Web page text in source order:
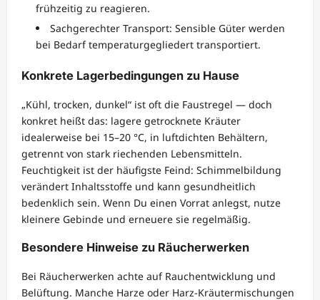
frühzeitig zu reagieren.
Sachgerechter Transport: Sensible Güter werden
bei Bedarf temperaturgegliedert transportiert.
Konkrete Lagerbedingungen zu Hause
„Kühl, trocken, dunkel“ ist oft die Faustregel — doch
konkret heißt das: lagere getrocknete Kräuter
idealerweise bei 15–20 °C, in luftdichten Behältern,
getrennt von stark riechenden Lebensmitteln.
Feuchtigkeit ist der häufigste Feind: Schimmelbildung
verändert Inhaltsstoffe und kann gesundheitlich
bedenklich sein. Wenn Du einen Vorrat anlegst, nutze
kleinere Gebinde und erneuere sie regelmäßig.
Besondere Hinweise zu Räucherwerken
Bei Räucherwerken achte auf Rauchentwicklung und
Belüftung. Manche Harze oder Harz-Kräutermischungen